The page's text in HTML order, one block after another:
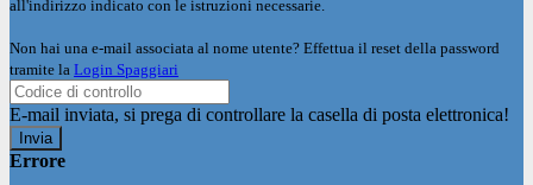
all'indirizzo indicato con le istruzioni necessarie.
Non hai una e-mail associata al nome utente? Effettua il reset della password
tramite la Login Spaggiari
E-mail inviata, si prega di controllare la casella di posta elettronica!
Errore